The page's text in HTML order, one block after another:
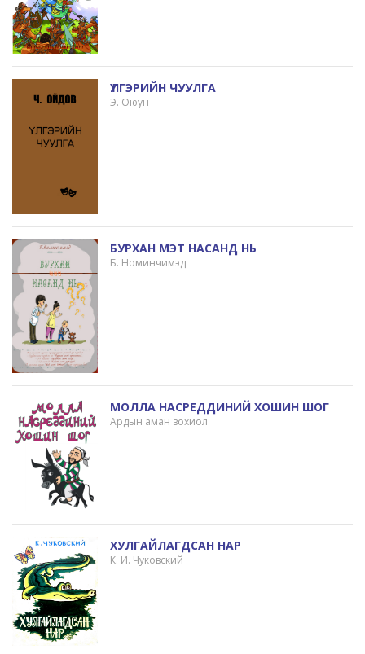
ҮЛГЭРИЙН ЧУУЛГА
Э. Оюун
БУРХАН МЭТ НАСАНД НЬ
Б. Номинчимэд
МОЛЛА НАСРЕДДИНИЙ ХОШИН ШОГ
Ардын аман зохиол
ХУЛГАЙЛАГДСАН НАР
К. И. Чуковский